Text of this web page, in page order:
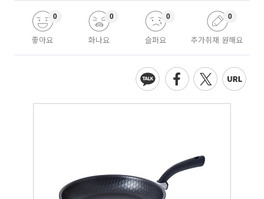
좋아요
0
화나요
0
슬퍼요
0
추가취재 원해요
0